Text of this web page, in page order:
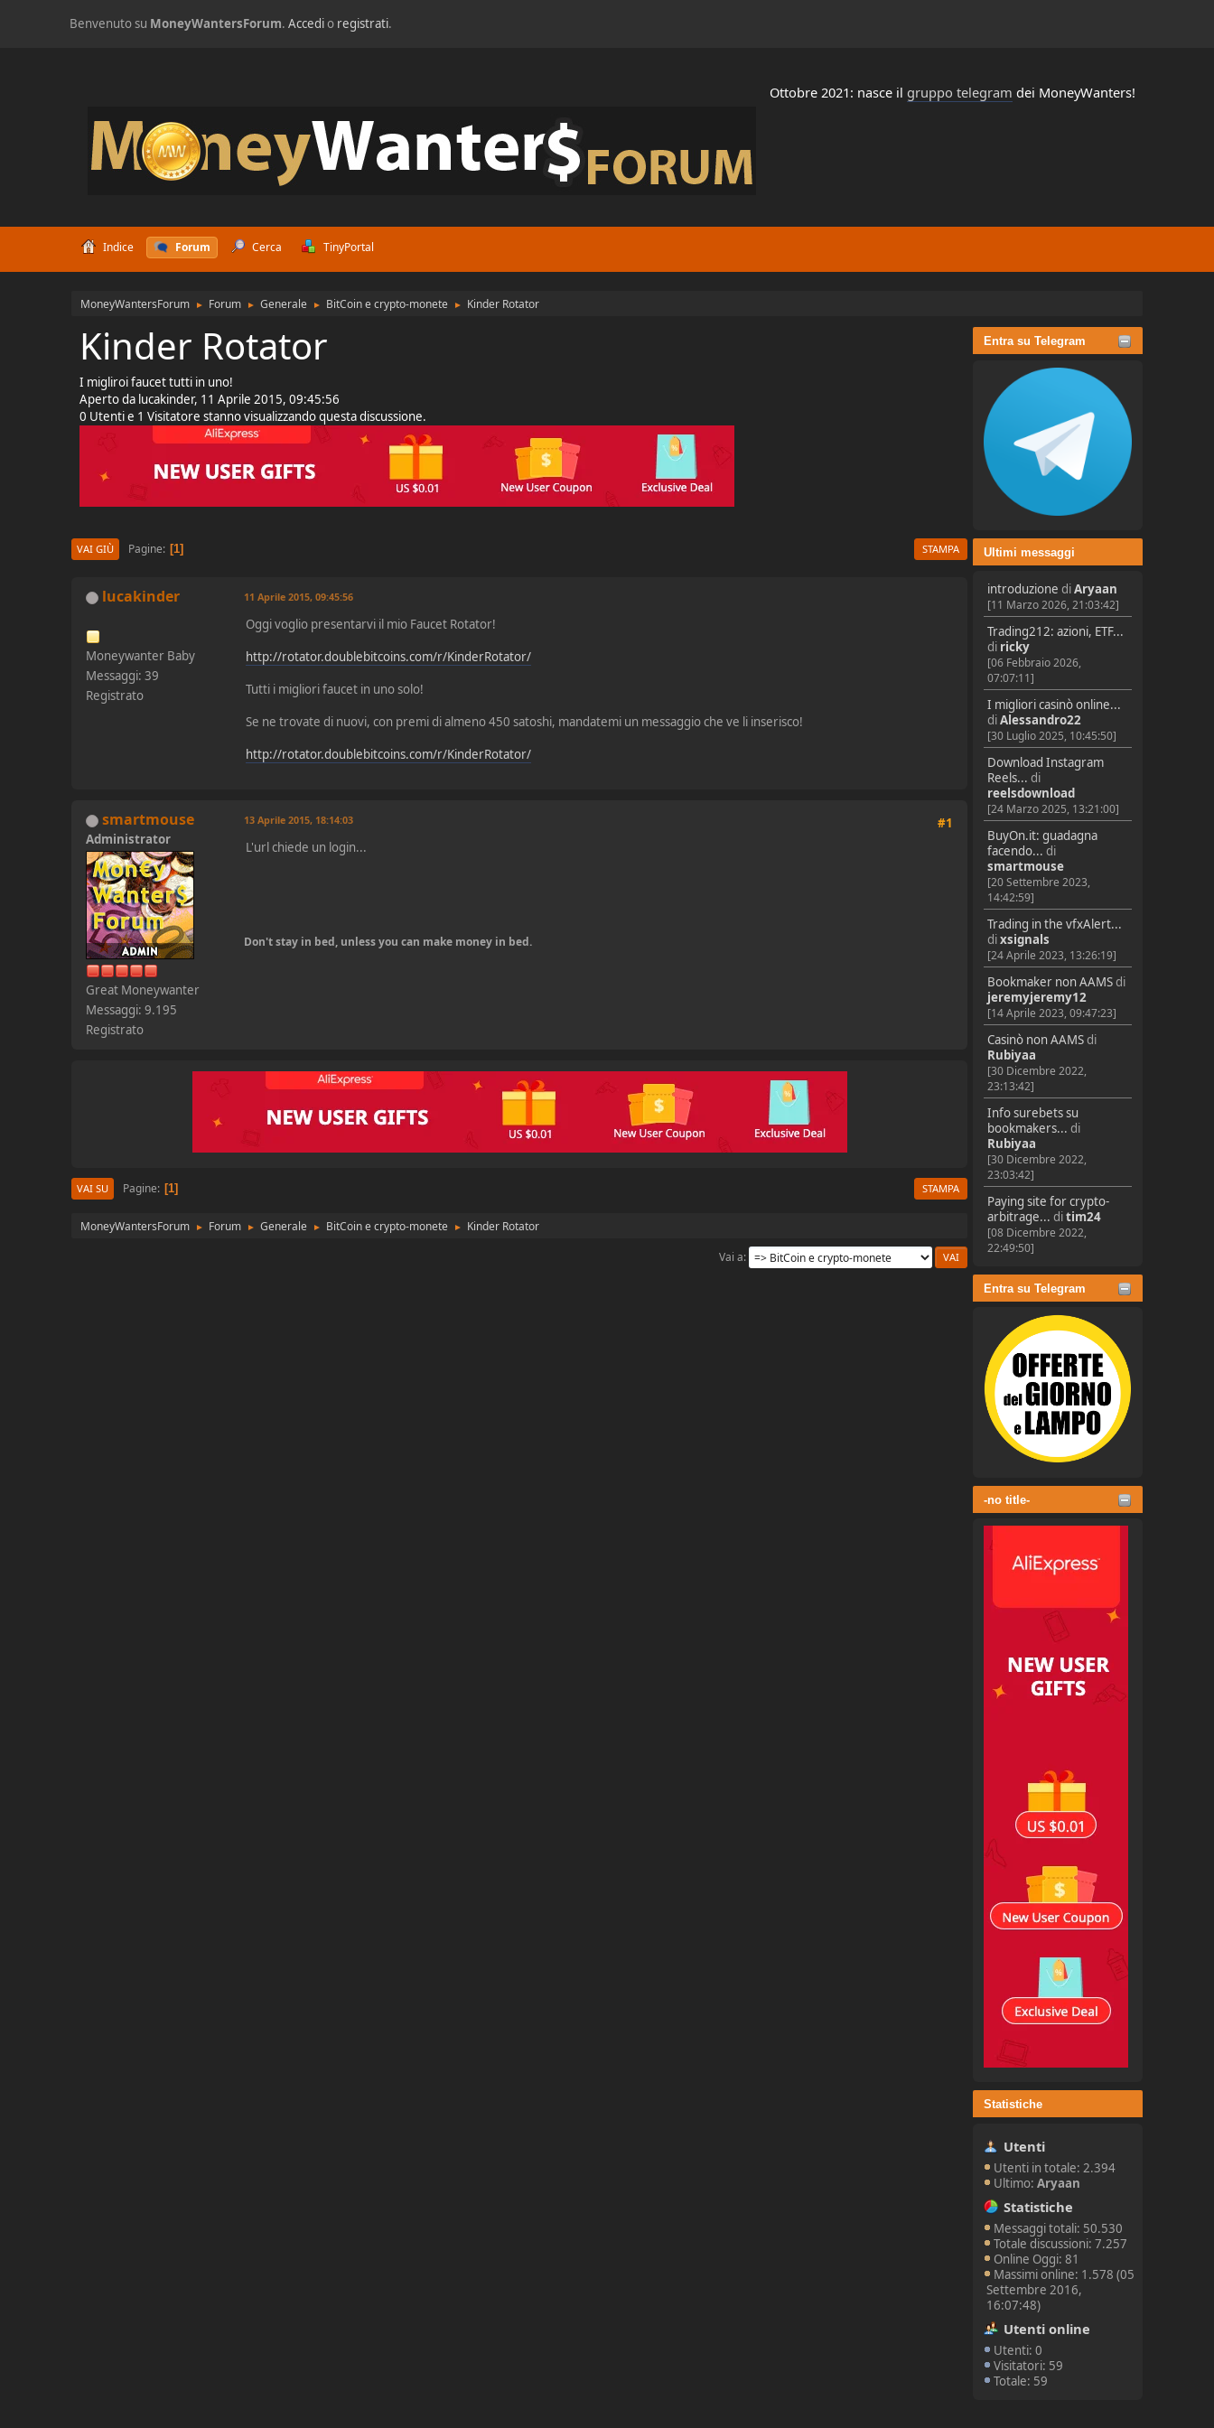
Benvenuto su MoneyWantersForum.Accedio registrati.
Ottobre 2021: nasce il gruppo telegram dei MoneyWanters!
Indice Forum Cerca TinyPortal
MoneyWantersForum ► Forum ► Generale ► BitCoin e crypto-monete ► Kinder Rotator
Entra su Telegram
Ultimi messaggi
introduzione diAryaan
[11 Marzo 2026, 21:03:42]
Trading212: azioni, ETF...
di ricky
[06 Febbraio 2026,
07:07:11]
I migliori casinò online...
diAlessandro22
[30 Luglio 2025, 10:45:50]
Download Instagram
Reels... di
reelsdownload
[24 Marzo 2025, 13:21:00]
BuyOn.it: guadagna
facendo... di
smartmouse
[20 Settembre 2023,
14:42:59]
Trading in the vfxAlert...
dixsignals
[24 Aprile 2023, 13:26:19]
Bookmaker non AAMSdi
jeremyjeremy12
[14 Aprile 2023, 09:47:23]
Casinò non AAMSdi
Rubiyaa
[30 Dicembre 2022,
23:13:42]
Info surebets su
bookmakers... di
Rubiyaa
[30 Dicembre 2022,
23:03:42]
Paying site for crypto-
arbitrage... ditim24
[08 Dicembre 2022,
22:49:50]
Entra su Telegram
-no title-
Statistiche
Utenti
Utenti in totale: 2.394
Ultimo:Aryaan
Statistiche
Messaggi totali: 50.530
Totale discussioni: 7.257
Online Oggi: 81
Massimi online: 1.578 (05
Settembre 2016,
16:07:48)
Utenti online
Utenti: 0
Visitatori: 59
Totale: 59
Kinder Rotator
I migliroi faucet tutti in uno!
Aperto da lucakinder, 11 Aprile 2015, 09:45:56
0 Utenti e 1 Visitatore stanno visualizzando questa discussione.
STAMPA
VAI GIÙ Pagine 1
lucakinder
Moneywanter Baby
Messaggi: 39
Registrato
11 Aprile 2015, 09:45:56
Oggi voglio presentarvi il mio Faucet Rotator!
http://rotator.doublebitcoins.com/r/KinderRotator/
Tutti i migliori faucet in uno solo!
Se ne trovate di nuovi, con premi di almeno 450 satoshi, mandatemi un messaggio che ve li inserisco!
http://rotator.doublebitcoins.com/r/KinderRotator/
smartmouse
Administrator
Great Moneywanter
Messaggi: 9.195
Registrato
#1
13 Aprile 2015, 18:14:03
L'url chiede un login...
Don't stay in bed, unless you can make money in bed.
STAMPA
VAI SU Pagine 1
MoneyWantersForum ► Forum ► Generale ► BitCoin e crypto-monete ►
Kinder Rotator
Vai a